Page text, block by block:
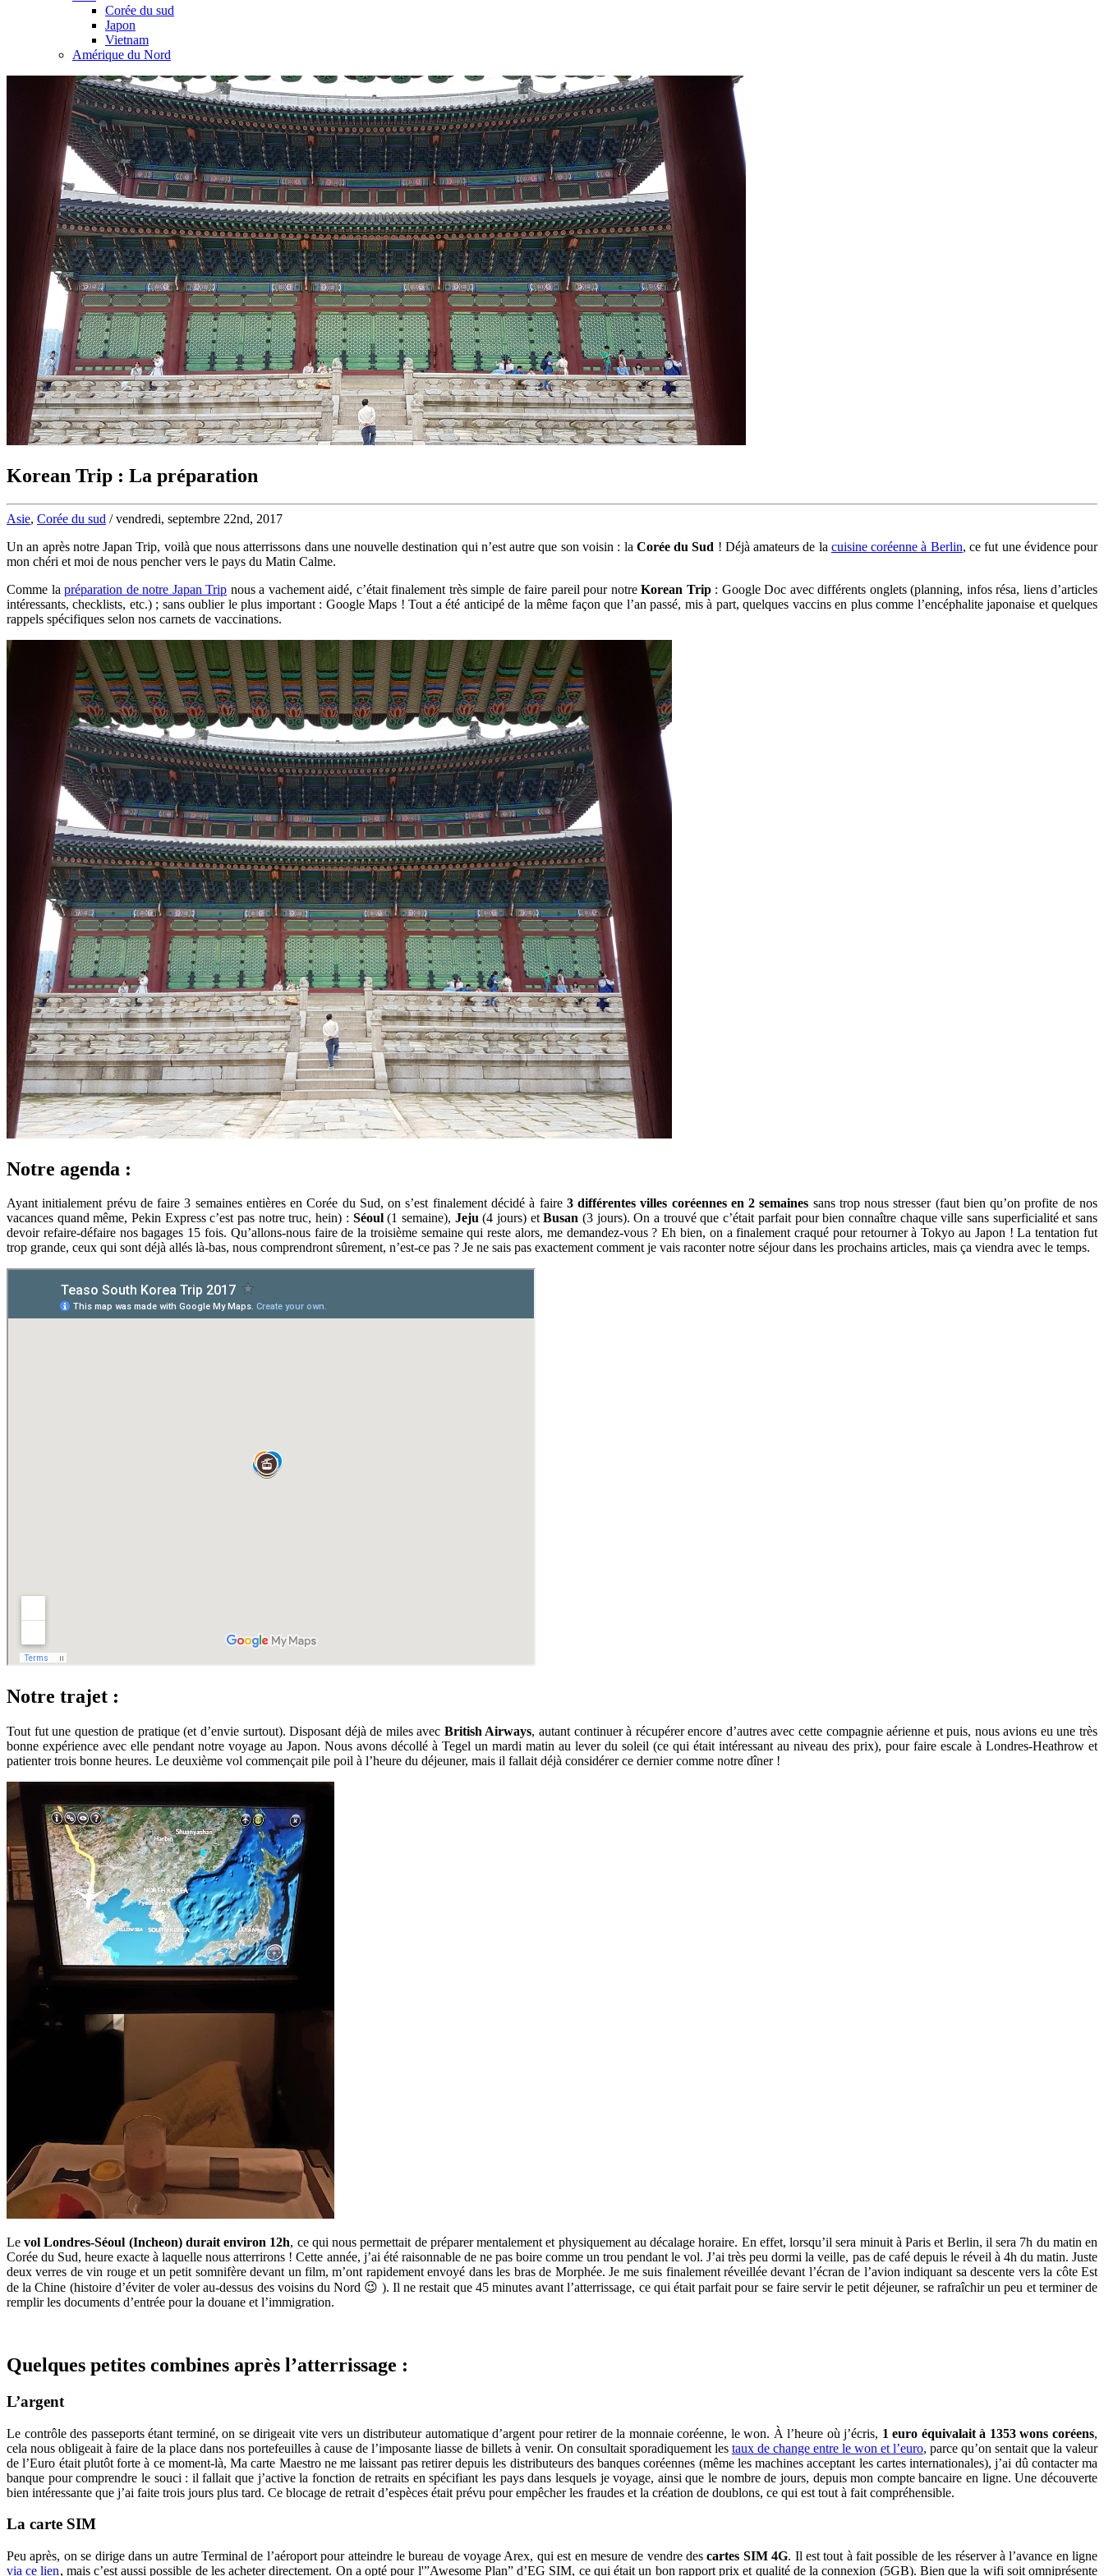
Corée du sud
Japon
Vietnam
Amérique du Nord
Korean Trip : La préparation
Asie, Corée du sud / vendredi, septembre 22nd, 2017
Un an après notre Japan Trip, voilà que nous atterrissons dans une nouvelle destination qui n’est autre que son voisin : la Corée du Sud ! Déjà amateurs de la cuisine coréenne à Berlin, ce fut une évidence pour
mon chéri et moi de nous pencher vers le pays du Matin Calme.
Comme la préparation de notre Japan Trip nous a vachement aidé, c’était finalement très simple de faire pareil pour notre Korean Trip: Google Doc avec différents onglets (planning, infos résa, liens d’articles
intéressants, checklists, etc.) ; sans oublier le plus important : Google Maps ! Tout a été anticipé de la même façon que l’an passé, mis à part, quelques vaccins en plus comme l’encéphalite japonaise et quelques
rappels spécifiques selon nos carnets de vaccinations.
Notre agenda :
Ayant initialement prévu de faire 3 semaines entières en Corée du Sud, on s’est finalement décidé à faire 3 différentes villes coréennes en 2 semaines sans trop nous stresser (faut bien qu’on profite de nos
vacances quand même, Pekin Express c’est pas notre truc, hein) : Séoul(1 semaine), Jeju(4 jours) etBusan (3 jours). On a trouvé que c’était parfait pour bien connaître chaque ville sans superficialité et sans
devoir refaire-défaire nos bagages 15 fois. Qu’allons-nous faire de la troisième semaine qui reste alors, me demandez-vous ? Eh bien, on a finalement craqué pour retourner à Tokyo au Japon ! La tentation fut
trop grande, ceux qui sont déjà allés là-bas, nous comprendront sûrement, n’est-ce pas ? Je ne sais pas exactement comment je vais raconter notre séjour dans les prochains articles, mais ça viendra avec le temps.
Notre trajet :
Tout fut une question de pratique (et d’envie surtout). Disposant déjà de miles avec British Airways, autant continuer à récupérer encore d’autres avec cette compagnie aérienne et puis, nous avions eu une très
bonne expérience avec elle pendant notre voyage au Japon. Nous avons décollé à Tegel un mardi matin au lever du soleil (ce qui était intéressant au niveau des prix), pour faire escale à Londres-Heathrow et
patienter trois bonne heures. Le deuxième vol commençait pile poil à l’heure du déjeuner, mais il fallait déjà considérer ce dernier comme notre dîner !
Levol Londres-Séoul (Incheon) durait environ 12h, ce qui nous permettait de préparer mentalement et physiquement au décalage horaire. En effet, lorsqu’il sera minuit à Paris et Berlin, il sera 7h du matin en
Corée du Sud, heure exacte à laquelle nous atterrirons ! Cette année, j’ai été raisonnable de ne pas boire comme un trou pendant le vol. J’ai très peu dormi la veille, pas de café depuis le réveil à 4h du matin. Juste
deux verres de vin rouge et un petit somnifère devant un film, m’ont rapidement envoyé dans les bras de Morphée. Je me suis finalement réveillée devant l’écran de l’avion indiquant sa descente vers la côte Est
de la Chine (histoire d’éviter de voler au-dessus des voisins du Nord 😉 ). Il ne restait que 45 minutes avant l’atterrissage, ce qui était parfait pour se faire servir le petit déjeuner, se rafraîchir un peu et terminer de
remplir les documents d’entrée pour la douane et l’immigration.
Quelques petites combines après l’atterrissage :
L’argent
Le contrôle des passeports étant terminé, on se dirigeait vite vers un distributeur automatique d’argent pour retirer de la monnaie coréenne, le won. À l’heure où j’écris, 1 euro équivalait à 1353 wons coréens,
cela nous obligeait à faire de la place dans nos portefeuilles à cause de l’imposante liasse de billets à venir. On consultait sporadiquement les taux de change entre le won et l’euro, parce qu’on sentait que la valeur
de l’Euro était plutôt forte à ce moment-là, Ma carte Maestro ne me laissant pas retirer depuis les distributeurs des banques coréennes (même les machines acceptant les cartes internationales), j’ai dû contacter ma
banque pour comprendre le souci : il fallait que j’active la fonction de retraits en spécifiant les pays dans lesquels je voyage, ainsi que le nombre de jours, depuis mon compte bancaire en ligne. Une découverte
bien intéressante que j’ai faite trois jours plus tard. Ce blocage de retrait d’espèces était prévu pour empêcher les fraudes et la création de doublons, ce qui est tout à fait compréhensible.
La carte SIM
Peu après, on se dirige dans un autre Terminal de l’aéroport pour atteindre le bureau de voyage Arex, qui est en mesure de vendre descartes SIM 4G. Il est tout à fait possible de les réserver à l’avance en ligne
via ce lien, mais c’est aussi possible de les acheter directement. On a opté pour l'”Awesome Plan” d’EG SIM, ce qui était un bon rapport prix et qualité de la connexion (5GB). Bien que la wifi soit omniprésente